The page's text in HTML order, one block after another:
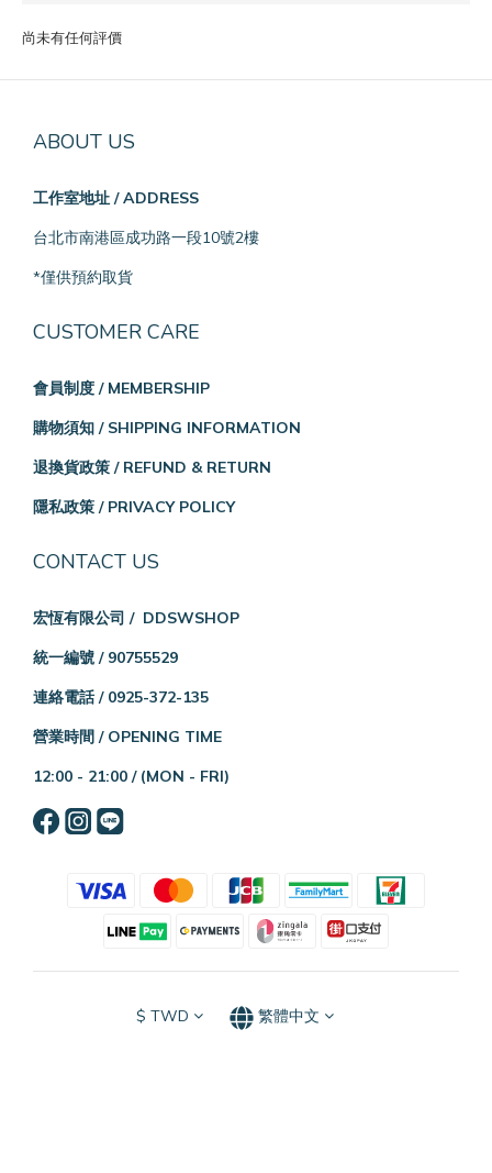
尚未有任何評價
ABOUT US
工作室地址 / ADDRESS
台北市南港區成功路一段10號2樓
*僅供預約取貨
CUSTOMER CARE
會員制度 / MEMBERSHIP
購物須知 / SHIPPING INFORMATION
退換貨政策 / REFUND & RETURN
隱私政策 / PRIVACY POLICY
CONTACT US
宏恆有限公司 / DDSWSHOP
統一編號 / 90755529
連絡電話 / 0925-372-135
營業時間 / OPENING TIME
12:00 - 21:00 / (MON - FRI)
$ TWD 繁體中文